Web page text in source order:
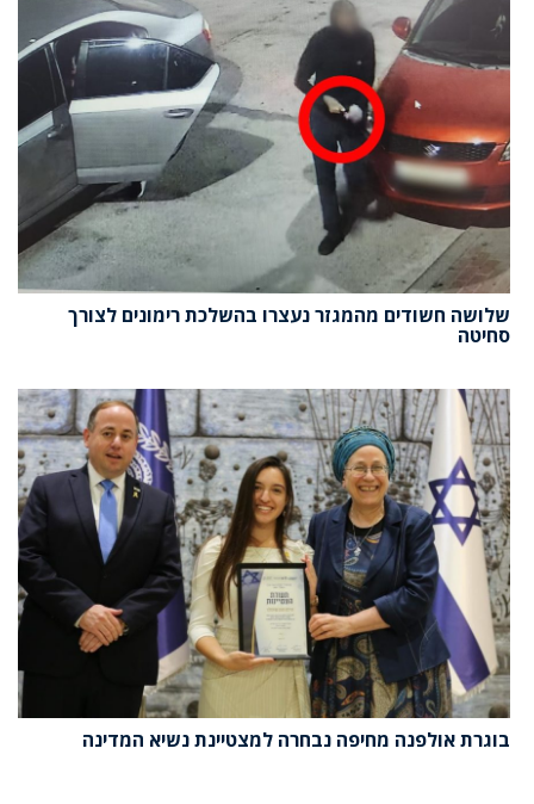
שלושה חשודים מהמגזר נעצרו בהשלכת רימונים לצורך
סחיטה
בוגרת אולפנה מחיפה נבחרה למצטיינת נשיא המדינה